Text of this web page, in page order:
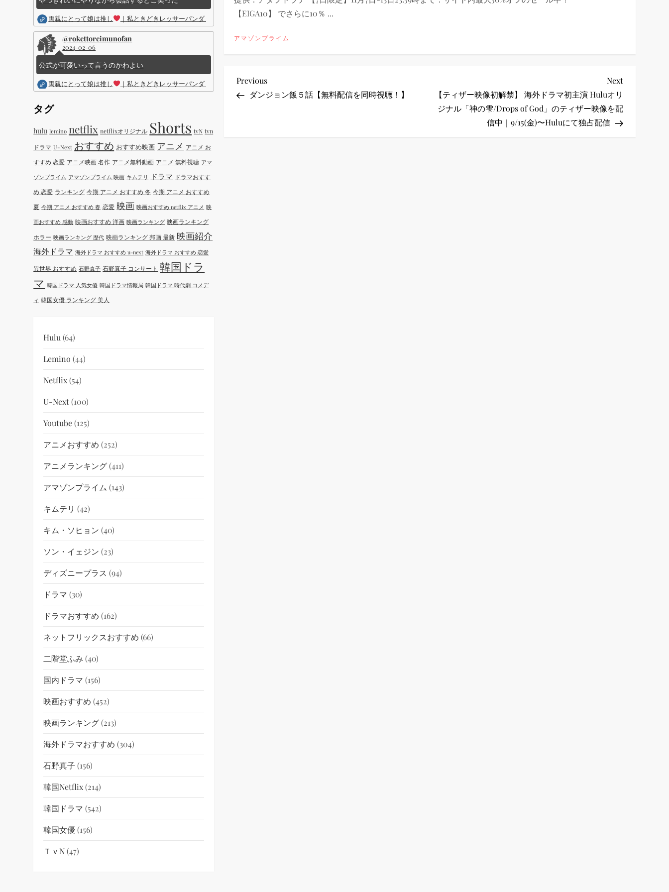
【EIGA10】 でさらに10％ ...
アマゾンプライム
投
Previous
Post
Previous
ダンジョン飯５話【無料配信を同時視聴！】
Next
Next
【ティザー映像初解禁】 海外ドラマ初主演 Huluオリ
ジナル「神の雫/Drops of God」のティザー映像を配
信中｜9/15(金)〜Huluにて独占配信
両親にとって娘は推し ｜私ときどきレッサーパンダ ｜Disney (ディズニープラス）
@rokettoreimunofan
2024-02-06
公式が可愛いって言うのかわよい
両親にとって娘は推し ｜私ときどきレッサーパンダ ｜Disney (ディズニープラス）
タグ
hulu lemino netflix netflixオリジナル Shorts tvN tvn
ドラマ U-Next おすすめ おすすめ映画 アニメ アニメ お
すすめ 恋愛 アニメ映画 名作 アニメ無料動画 アニメ 無料視聴 アマ
ゾンプライム アマゾンプライム 映画 キムテリ ドラマ ドラマおすす
め 恋愛 ランキング 今期 アニメ おすすめ 冬 今期 アニメ おすすめ
夏 今期 アニメ おすすめ 春 恋愛 映画 映画おすすめ netflix アニメ 映
画おすすめ 感動 映画おすすめ 洋画 映画ランキング 映画ランキング
ホラー 映画ランキング 歴代 映画ランキング 邦画 最新 映画紹介
海外ドラマ 海外ドラマ おすすめ u-next 海外ドラマ おすすめ 恋愛
異世界 おすすめ 石野真子 石野真子 コンサート 韓国ドラ
マ 韓国ドラマ 人気女優 韓国ドラマ情報局 韓国ドラマ 時代劇 コメデ
ィ 韓国女優 ランキング 美人
Hulu (64)
Lemino (44)
Netflix(54)
U-Next(100)
Youtube(125)
アニメおすすめ (252)
アニメランキング(411)
アマゾンプライム (143)
キムテリ (42)
キム・ソヒョン (40)
ソン・イェジン (23)
ディズニープラス (94)
ドラマ (30)
ドラマおすすめ (162)
ネットフリックスおすすめ (66)
二階堂ふみ (40)
国内ドラマ (156)
映画おすすめ (452)
映画ランキング(213)
海外ドラマおすすめ (304)
石野真子 (156)
韓国netflix(214)
韓国ドラマ (542)
韓国女優(156)
ＴｖN(47)